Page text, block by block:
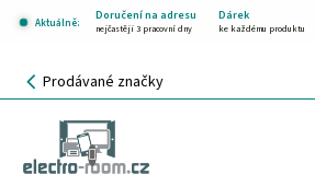
Aktuálně:
Doručení na adresu Dárek
nejčastěji 3 pracovní dny ke každému produktu
NÁKUPNÍ
KOŠÍK
Prodávané značky
Targus